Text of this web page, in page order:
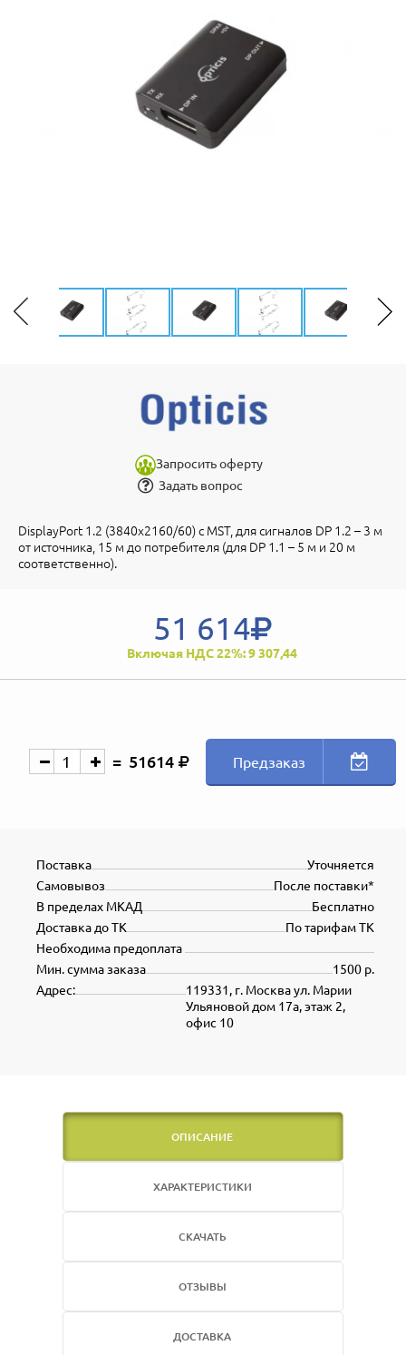
Запросить оферту
Задать вопрос
DisplayPort 1.2 (3840x2160/60) с MST, для сигналов DP 1.2 – 3 м
от источника, 15 м до потребителя (для DP 1.1 – 5 м и 20 м
соответственно).
51 614
Включая НДС 22%: 9 307,44
51614 Предзаказ
Уточняется
Поставка
После поставки*
Самовывоз
Бесплатно
В пределах МКАД
По тарифам ТК
Доставка до ТК
Необходима предоплата
1500 р.
Мин. сумма заказа
119331, г. Москва ул. Марии
Ульяновой дом 17а, этаж 2,
офис 10
Адрес:
ОПИСАНИЕ
ХАРАКТЕРИСТИКИ
СКАЧАТЬ
ОТЗЫВЫ
ДОСТАВКА